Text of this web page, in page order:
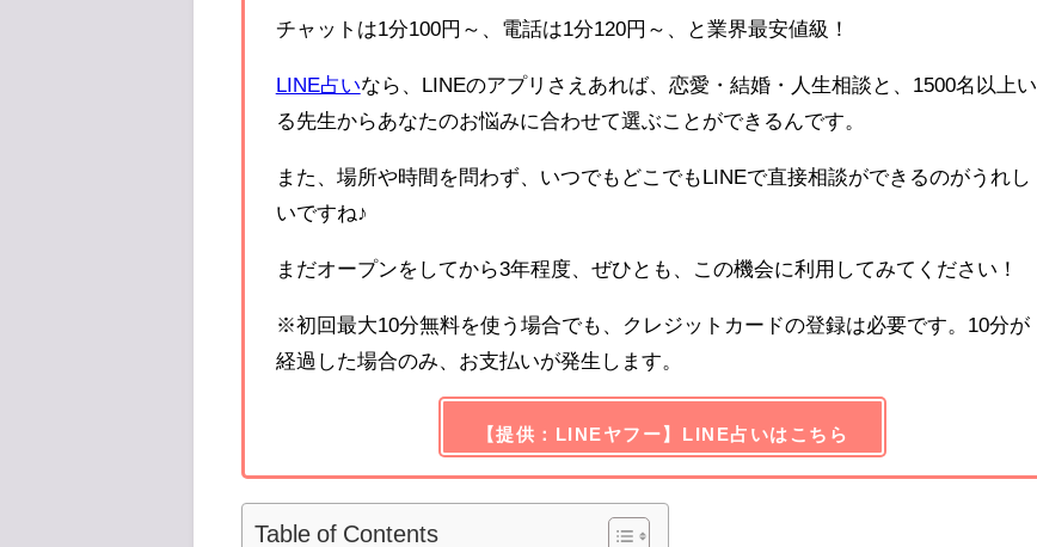
チャットは1分100円～、電話は1分120円～、と業界最安値級！
LINE占いなら、LINEのアプリさえあれば、恋愛・結婚・人生相談と、1500名以上い
る先生からあなたのお悩みに合わせて選ぶことができるんです。
また、場所や時間を問わず、いつでもどこでもLINEで直接相談ができるのがうれし
いですね♪
まだオープンをしてから3年程度、ぜひとも、この機会に利用してみてください！
※初回最大10分無料を使う場合でも、クレジットカードの登録は必要です。10分が
経過した場合のみ、お支払いが発生します。
【提供：LINEヤフー】LINE占いはこちら
Table of Contents